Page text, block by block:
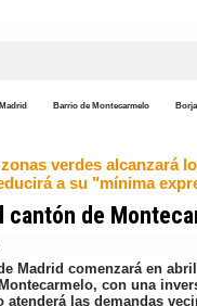
Madrid Barrio de Montecarmelo
verdes alcanzará
a su "mínima
cantón de
Madrid comenzará en
con una
atenderá las demandas